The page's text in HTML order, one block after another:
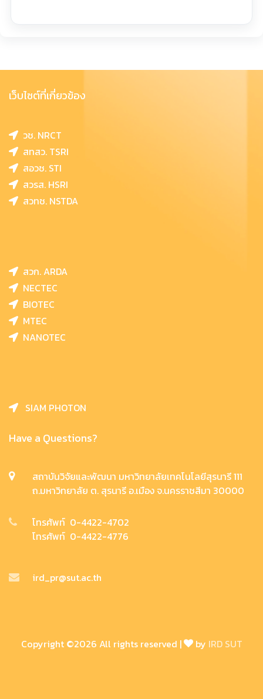
เว็บไซต์ที่เกี่ยวข้อง
วช. NRCT
สทสว. TSRI
สอวช. STI
สวรส. HSRI
สวทช. NSTDA
สวก. ARDA
NECTEC
BIOTEC
MTEC
NANOTEC
SIAM PHOTON
Have a Questions?
สถาบันวิจัยและพัฒนา มหาวิทยาลัยเทคโนโลยีสุรนารี 111
ถ.มหาวิทยาลัย ต. สุรนารี อ.เมือง จ.นครราชสีมา 30000
โทรศัพท์ 0-4422-4702
โทรศัพท์ 0-4422-4776
ird_pr@sut.ac.th
Copyright ©2026 All rights reserved | by IRD SUT